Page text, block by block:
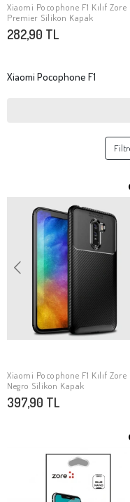
SEPETE EKLE
Xiaomi Pocophone F1
Nano Ekran Koruyucu
282,90 TL
Xiaomi Pocophone F1
SEPETE EKLE
Xiaomi Pocophone F1 Kılıf Zore
Negro Silikon Kapak
397,90 TL